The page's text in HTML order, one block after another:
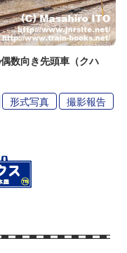
数向き先頭車（クハ
形式写真 撮影報告